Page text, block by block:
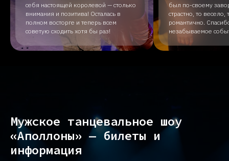
себя настоящей королевой — столько
внимания и позитива! Осталась в
полном восторге и теперь всем
советую сходить хотя бы раз!
был по-своему
страстно, то весело,
романтично.
незабываемое
Мужское танцевальное шоу
«Аполлоны» — билеты и
информация